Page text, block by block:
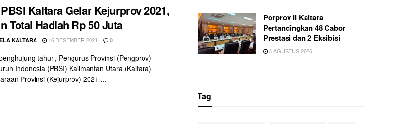
Kaltara Gelar Kejurprov 2021,
Total Hadiah Rp 50 Juta
KALTARA 16 DESEMBER 2021 0
tahun, Pengurus Provinsi (Pengprov)
Indonesia (PBSI) Kalimantan Utara (Kaltara)
Provinsi (Kejurprov) 2021 ...
Porprov II Kaltara
Pertandingkan 48 Cabor
Prestasi dan 2 Eksibisi
8 AGUSTUS 2026
Tag